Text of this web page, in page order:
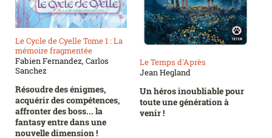
Le Cycle de Cyelle Tome 1 : La
mémoire fragmentée
Fabien Fernandez, Carlos
Sanchez
Résoudre des énigmes,
acquérir des compétences,
affronter des boss... la
fantasy entre dans une
nouvelle dimension !
Le Temps d'Après
Jean Hegland
Un héros inoubliable pour
toute une génération à
venir !